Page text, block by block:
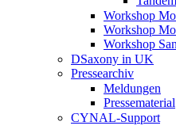
Workshop
Workshop
Workshop
DSaxony in UK
Pressearchiv
Meldungen
Pressematerial
CYNAL-Support